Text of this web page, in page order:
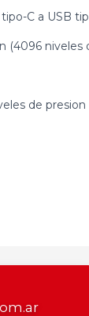
C a USB
(4096 niveles
de